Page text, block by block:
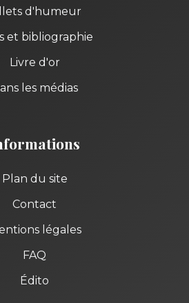
d'humeur
et bibliographie
Livre d'or
les médias
Plan du site
Contact
légales
FAQ
Édito